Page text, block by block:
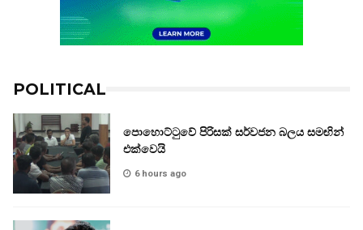
POLITICAL
පොහොට්ටුවේ පිරිසක් සර්වජන බලය සමඟින්
එක්වෙයි
6 hours ago